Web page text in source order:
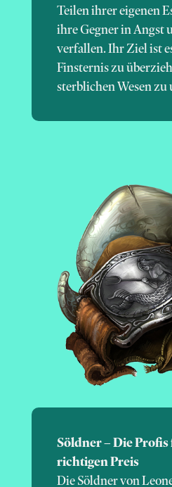
Teilen ihrer eigenen
ihre Gegner in Angst
verfallen. Ihr Ziel ist
Finsternis zu
sterblichen Wesen
Söldner – Die
richtigen Preis
Die Söldner von